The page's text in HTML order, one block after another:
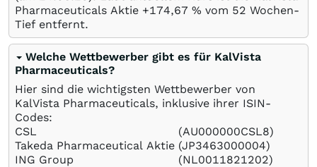
Pharmaceuticals Aktie +174,67 % vom 52 Wochen-
Tief entfernt.
Welche Wettbewerber gibt es für KalVista
Pharmaceuticals?
Hier sind die wichtigsten Wettbewerber von
KalVista Pharmaceuticals, inklusive ihrer ISIN-
Codes:
CSL
(AU000000CSL8)
Takeda Pharmaceutical Aktie (JP3463000004)
ING Group
(NL0011821202)